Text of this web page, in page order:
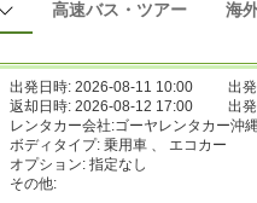
高速バス・ツアー 海
出発日時: 2026-08-11 10:00
出
返却日時: 2026-08-12 17:00
出
レンタカー会社:ゴーヤレンタカー沖
ボディタイプ: 乗用車 、 エコカー
オプション: 指定なし
その他: